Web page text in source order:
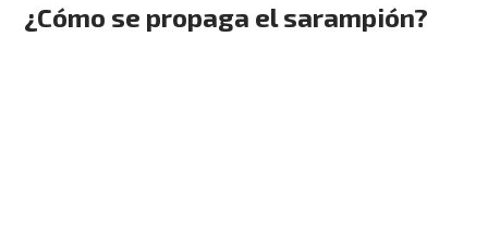
¿Cómo se propaga el sarampión?